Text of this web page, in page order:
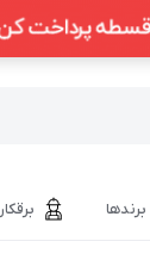
برندها برقکار